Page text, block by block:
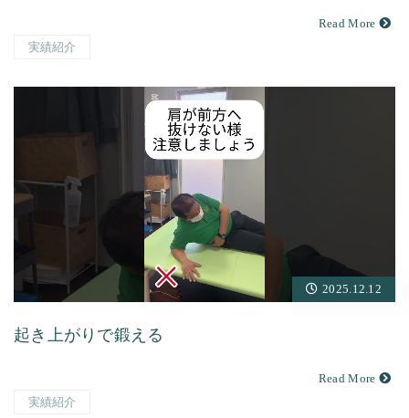
Read More
実績紹介
2025.12.12
起き上がりで鍛える
Read More
実績紹介